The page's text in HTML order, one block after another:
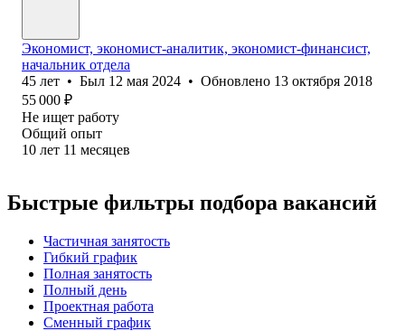
Экономист, экономист-аналитик, экономист-финансист,
начальник отдела
45 лет • Был 12 мая 2024 • Обновлено 13 октября 2018
55 000 ₽
Не ищет работу
Общий опыт
10 лет 11 месяцев
Быстрые фильтры подбора вакансий
Частичная занятость
Гибкий график
Полная занятость
Полный день
Проектная работа
Сменный график